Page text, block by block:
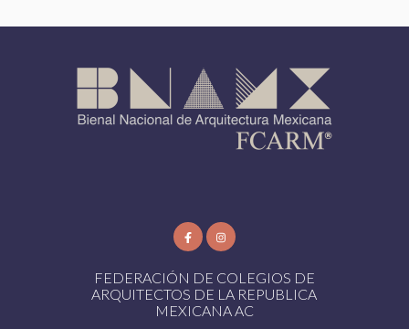
FEDERACIÓN DE COLEGIOS DE
ARQUITECTOS DE LA REPUBLICA
MEXICANA AC